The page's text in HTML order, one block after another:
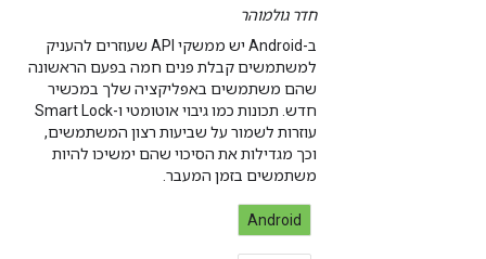
חדר גולמוהר
ב-Android יש ממשקי API שעוזרים להעניק
למשתמשים קבלת פנים חמה בפעם הראשונה
שהם משתמשים באפליקציה שלך במכשיר
חדש. תכונות כמו גיבוי אוטומטי ו-Smart Lock
עוזרות לשמור על שביעות רצון המשתמשים,
וכך מגדילות את הסיכוי שהם ימשיכו להיות
משתמשים בזמן המעבר.
Android